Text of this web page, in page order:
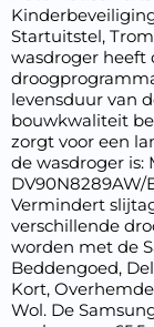
Startuitstel,
wasdroger heeft
levensduur van
bouwkwaliteit
zorgt voor een
de wasdroger is:
Vermindert
verschillende
worden met de
Beddengoed,
Kort,
Wol. De